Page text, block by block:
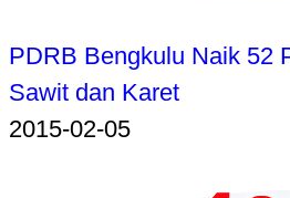
PDRB Bengkulu Naik 52
Sawit dan Karet
2015-02-05